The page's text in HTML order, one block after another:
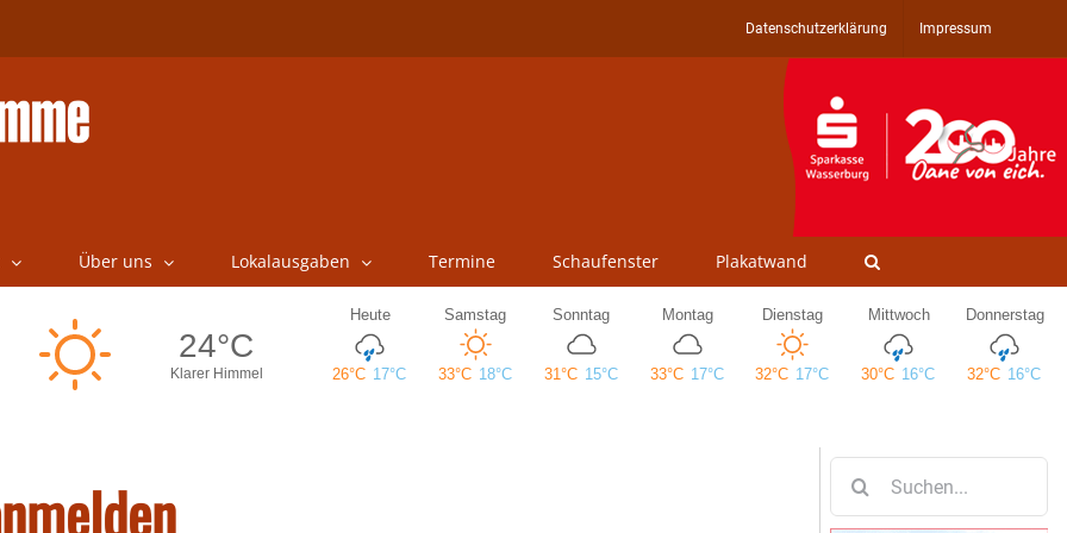
Datenschutzerklärung Impressum
Über uns Lokalausgaben Termine Schaufenster Plakatwand
nach: